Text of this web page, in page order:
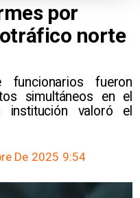
por
norte
fueron
simultáneos en el
valoró el
De 2025 9:54